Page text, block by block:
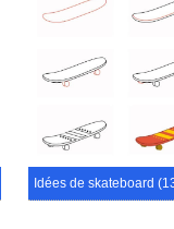
Idées de skateboard